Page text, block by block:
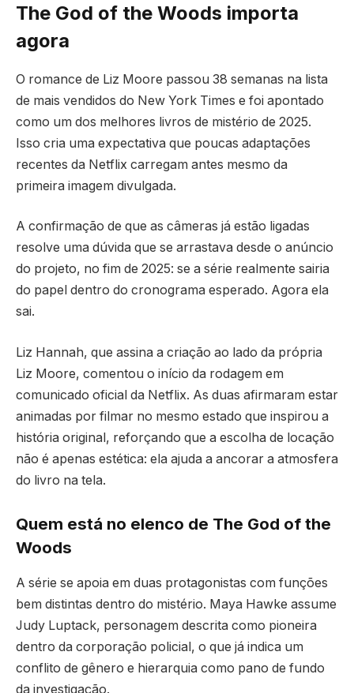
The God of the Woods importa
agora
O romance de Liz Moore passou 38 semanas na lista
de mais vendidos do New York Times e foi apontado
como um dos melhores livros de mistério de 2025.
Isso cria uma expectativa que poucas adaptações
recentes da Netflix carregam antes mesmo da
primeira imagem divulgada.
A confirmação de que as câmeras já estão ligadas
resolve uma dúvida que se arrastava desde o anúncio
do projeto, no fim de 2025: se a série realmente sairia
do papel dentro do cronograma esperado. Agora ela
sai.
Liz Hannah, que assina a criação ao lado da própria
Liz Moore, comentou o início da rodagem em
comunicado oficial da Netflix. As duas afirmaram estar
animadas por filmar no mesmo estado que inspirou a
história original, reforçando que a escolha de locação
não é apenas estética: ela ajuda a ancorar a atmosfera
do livro na tela.
Quem está no elenco de The God of the
Woods
A série se apoia em duas protagonistas com funções
bem distintas dentro do mistério. Maya Hawke assume
Judy Luptack, personagem descrita como pioneira
dentro da corporação policial, o que já indica um
conflito de gênero e hierarquia como pano de fundo
da investigação.